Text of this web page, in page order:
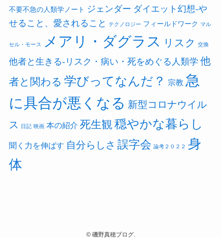
不要不急の人類学ノート ジェンダー ダイエット幻想-や
せること、愛されること
テクノロジー フィールドワーク マル
セル・モース メアリ・ダグラス リスク 交換
他者と生きる-リスク・病い・死をめぐる人類学 他
者と関わる 学びってなんだ？ 宗教 急
に具合が悪くなる 新型コロナウイル
ス
日記 映画 本の紹介 死生観穏やかな暮らし
聞く力を伸ばす 自分らしさ 誤字会 論考２０２２ 身
体
©磯野真穂ブログ.